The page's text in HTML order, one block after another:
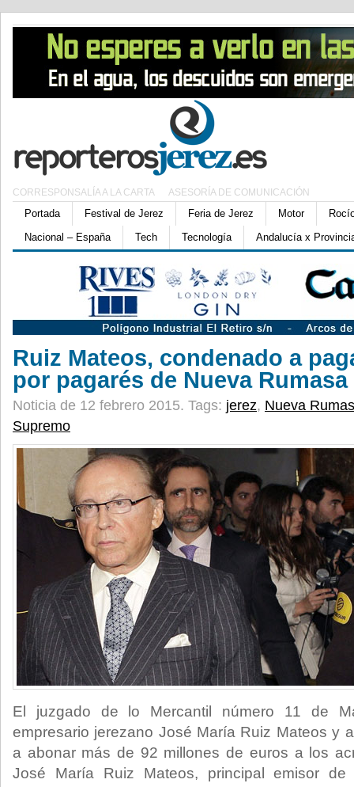
CORRESPONSALÍA A LA CARTA ASESORÍA DE COMUNICACIÓN
Portada Festival de Jerez Feria de Jerez Motor
Nacional – España
Tech Tecnología Andalucía x
Ruiz Mateos, condenado a
por pagarés de Nueva Rumasa
Noticia de 12 febrero 2015. Tags: jerez, Nueva
Supremo
El juzgado de lo Mercantil número 11 de
empresario jerezano José María Ruiz Mateos y
a abonar más de 92 millones de euros a los
José María Ruiz Mateos, principal emisor